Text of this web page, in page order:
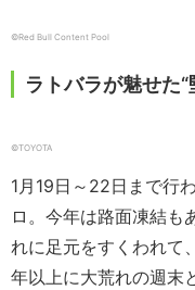
©︎Red Bull Content Pool
ラトバラが魅せた
©︎TOYOTA
1月19日～22日まで行
ロ。今年は路面凍結も
れに足元をすくわれて
年以上に大荒れの週末